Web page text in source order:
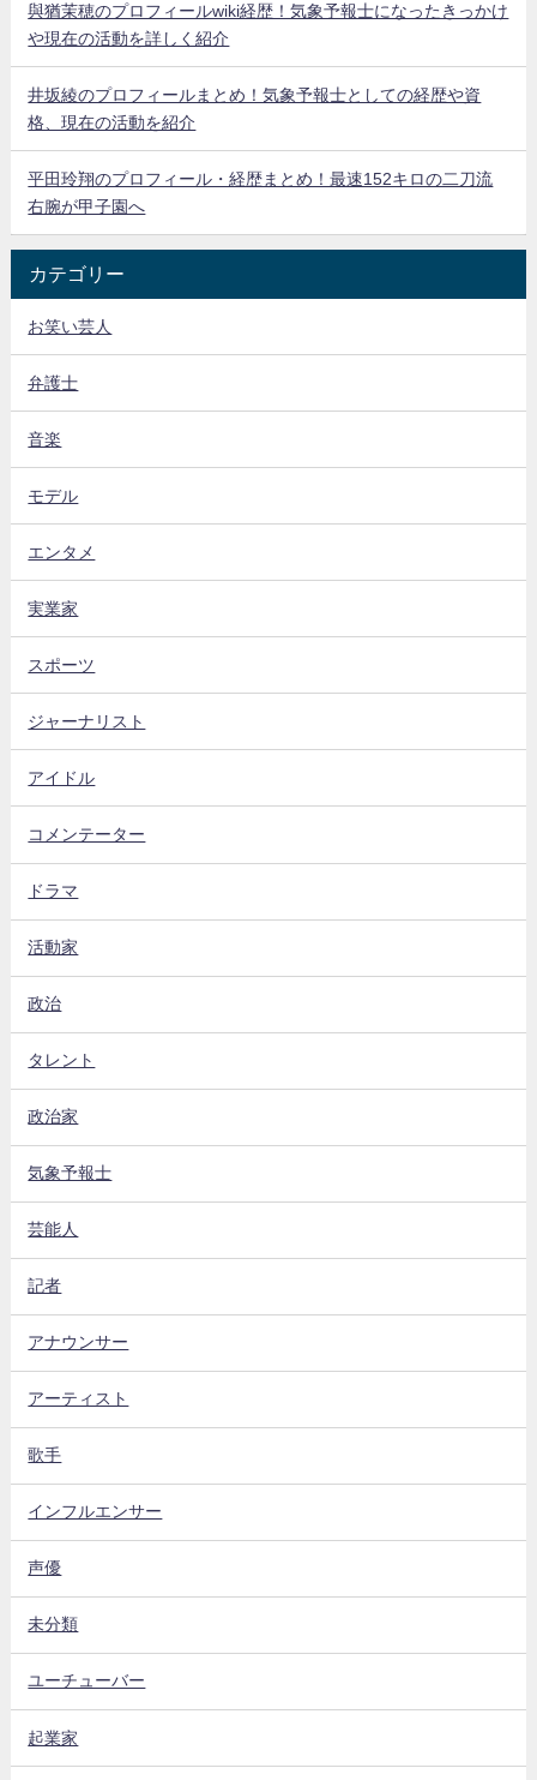
與猶茉穂のプロフィールwiki経歴！気象予報士になったきっかけ
や現在の活動を詳しく紹介
井坂綾のプロフィールまとめ！気象予報士としての経歴や資
格、現在の活動を紹介
平田玲翔のプロフィール・経歴まとめ！最速152キロの二刀流
右腕が甲子園へ
カテゴリー
お笑い芸人
弁護士
音楽
モデル
エンタメ
実業家
スポーツ
ジャーナリスト
アイドル
コメンテーター
ドラマ
活動家
政治
タレント
政治家
気象予報士
芸能人
記者
アナウンサー
アーティスト
歌手
インフルエンサー
声優
未分類
ユーチューバー
起業家